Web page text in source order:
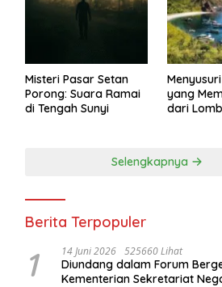
Misteri Pasar Setan
Porong: Suara Ramai
di Tengah Sunyi
yang
dari
Selengkapnya
Berita Terpopuler
1 14 Juni 2026 525660 Lihat
Diundang dalam Forum
Kementerian Sekretariat